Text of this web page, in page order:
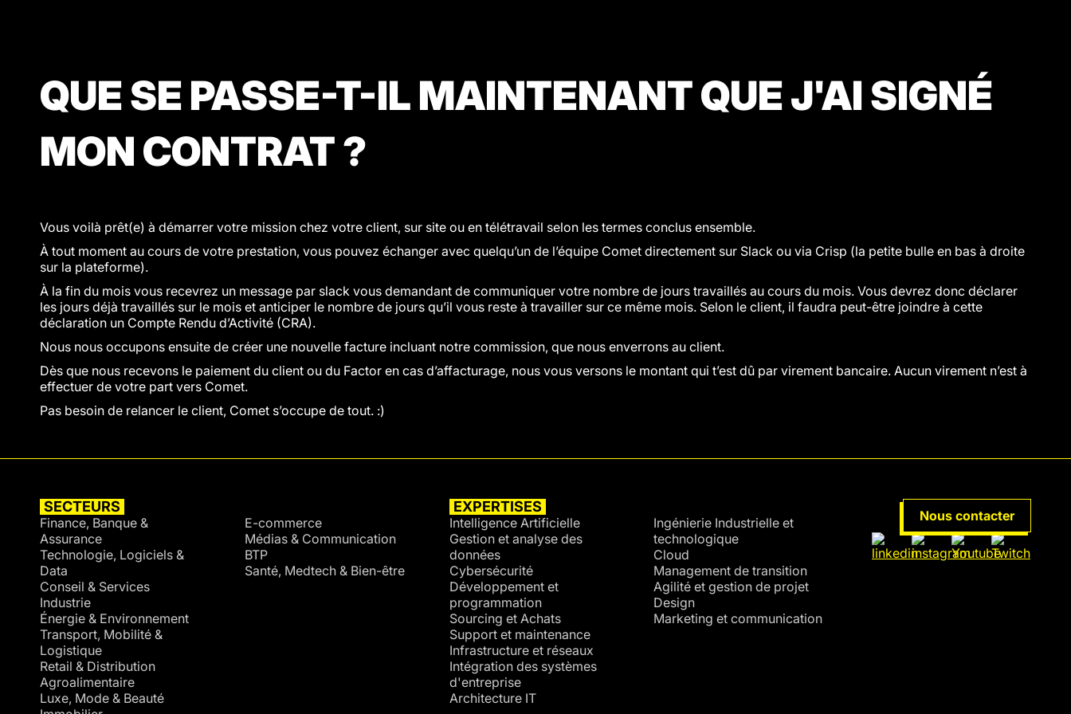
QUE SE PASSE-T-IL MAINTENANT QUE J'AI SIGNÉ
MON CONTRAT ?
Vous voilà prêt(e) à démarrer votre mission chez votre client, sur site ou en télétravail selon les termes conclus ensemble.
À tout moment au cours de votre prestation, vous pouvez échanger avec quelqu’un de l’équipe Comet directement sur Slack ou via Crisp (la petite bulle en bas à droite
sur la plateforme).
À la fin du mois vous recevrez un message par slack vous demandant de communiquer votre nombre de jours travaillés au cours du mois. Vous devrez donc déclarer
les jours déjà travaillés sur le mois et anticiper le nombre de jours qu’il vous reste à travailler sur ce même mois. Selon le client, il faudra peut-être joindre à cette
déclaration un Compte Rendu d’Activité (CRA).
Nous nous occupons ensuite de créer une nouvelle facture incluant notre commission, que nous enverrons au client.
Dès que nous recevons le paiement du client ou du Factor en cas d’affacturage, nous vous versons le montant qui t’est dû par virement bancaire. Aucun virement n’est à
effectuer de votre part vers Comet.
Pas besoin de relancer le client, Comet s’occupe de tout. :)
SECTEURS
Finance, Banque &
Assurance
Technologie, Logiciels &
Data
Conseil & Services
Industrie
Énergie & Environnement
Transport, Mobilité &
Logistique
Retail & Distribution
Agroalimentaire
Luxe, Mode & Beauté
E-commerce
Médias & Communication
BTP
Santé, Medtech & Bien-être
EXPERTISES
Intelligence Artificielle
Gestion et analyse des
données
Cybersécurité
Développement et
programmation
Sourcing et Achats
Support et maintenance
Infrastructure et réseaux
Intégration des systèmes
d'entreprise
Architecture IT
Ingénierie Industrielle et
technologique
Cloud
Management de transition
Agilité et gestion de projet
Design
Marketing et communication
Nous contacter